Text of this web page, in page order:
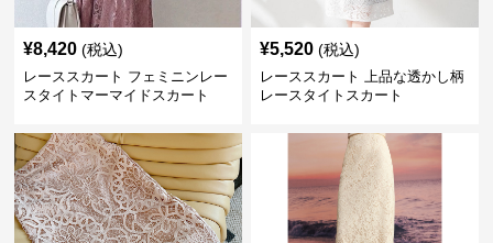
¥8,420 (税込)
レーススカート フェミニンレー
スタイトマーマイドスカート
¥5,520 (税込)
レーススカート 上品な透かし柄
レースタイトスカート